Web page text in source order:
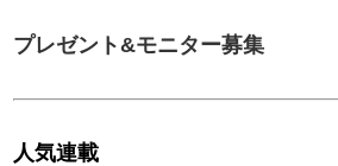
プレゼント&モニター募集
人気連載